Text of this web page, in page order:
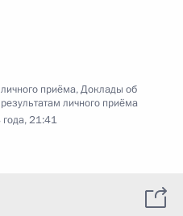
приёма,Доклады об
личного приёма
21:41